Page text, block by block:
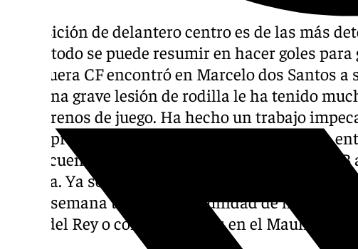
La posición de delantero centro es de las más
fútbol todo se puede resumir en hacer goles
Antequera CF encontró en Marcelo dos Santos
pero una grave lesión de rodilla le ha tenido
los terrenos de juego. Ha hecho un trabajo
mejor proceso de recuperación posible y pudo
del encuentro de la 9ª jornada con el Villarreal
médica. Ya solo le queda disputar sus primeros
y esta semana tiene la oportunidad de hacerlo
Copa del Rey o con el Hércules en el Maulí en